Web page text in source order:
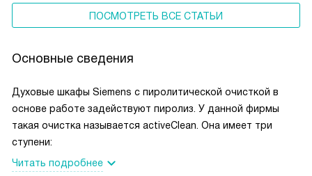
потребительских свойств техники.
ПОСМОТРЕТЬ ВСЕ СТАТЬИ
Основные сведения
Духовые шкафы Siemens с пиролитической очисткой в
основе работе задействуют пиролиз. У данной фирмы
такая очистка называется activeClean. Она имеет три
ступени:
Читать подробнее